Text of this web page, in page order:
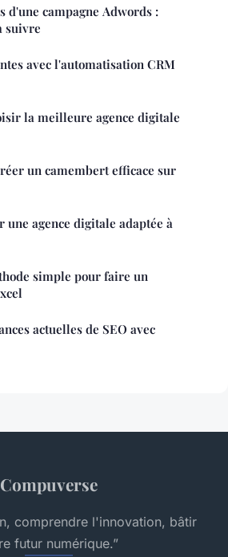
d'une campagne Adwords :
suivre
avec l'automatisation CRM
la meilleure agence digitale
un camembert efficace sur
agence digitale adaptée à
simple pour faire un
actuelles de SEO avec
Compuverse
comprendre l'innovation, bâtir
futur numérique.”